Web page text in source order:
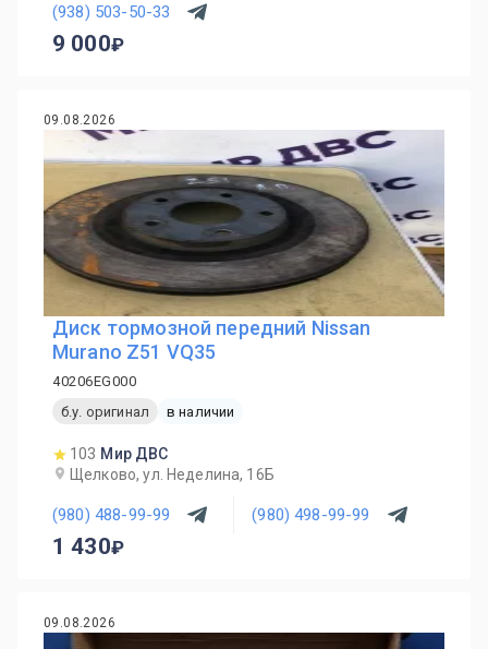
(938) 503-50-33
9 000
09.08.2026
Диск тормозной передний Nissan
Murano Z51 VQ35
40206EG000
б.у. оригинал
в наличии
103 Мир ДВС
Щелково, ул. Неделина, 16Б
(980) 488-99-99 (980) 498-99-99
1 430
09.08.2026